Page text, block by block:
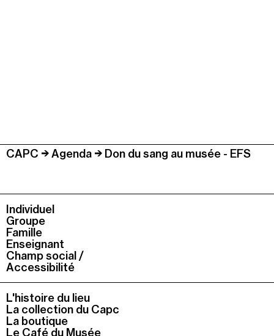
CAPC Agenda Don du sang au musée - EFS
Individuel
Groupe
Famille
Enseignant
Champ social /
Accessibilité
L'histoire du lieu
La collection du Capc
La boutique
Le Café du Musée